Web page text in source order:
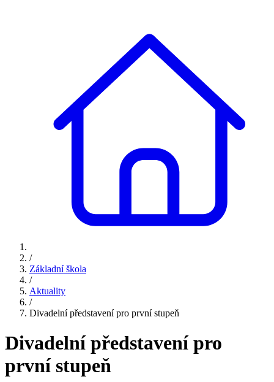
/
Základní škola
/
Aktuality
/
Divadelní představení pro první stupeň
Divadelní představení pro
první stupeň